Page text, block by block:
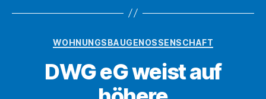
an
hohen
Kategorien
WOHNUNGSBAUGENOSSENSCHAFT
DWG eG weist auf